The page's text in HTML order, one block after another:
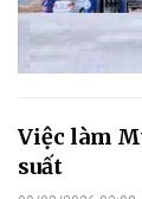
Việc làm
suất